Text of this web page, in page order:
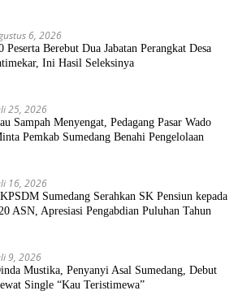
6, 2026
Peserta Berebut Dua Jabatan Perangkat Desa
Ini Hasil Seleksinya
25, 2026
Sampah Menyengat, Pedagang Pasar Wado
Pemkab Sumedang Benahi Pengelolaan
16, 2026
Sumedang Serahkan SK Pensiun kepada
ASN, Apresiasi Pengabdian Puluhan Tahun
9, 2026
Mustika, Penyanyi Asal Sumedang, Debut
Single “Kau Teristimewa”